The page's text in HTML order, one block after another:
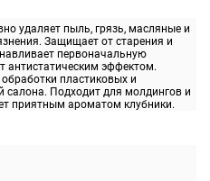
удаляет пыль, грязь, масляные и
Защищает от старения и
первоначальную
антистатическим эффектом.
пластиковых и
салона. Подходит для молдингов и
приятным ароматом клубники.